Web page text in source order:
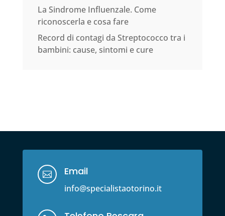
La Sindrome Influenzale. Come
riconoscerla e cosa fare
Record di contagi da Streptococco tra i
bambini: cause, sintomi e cure
 Email
info@specialistaotorino.it